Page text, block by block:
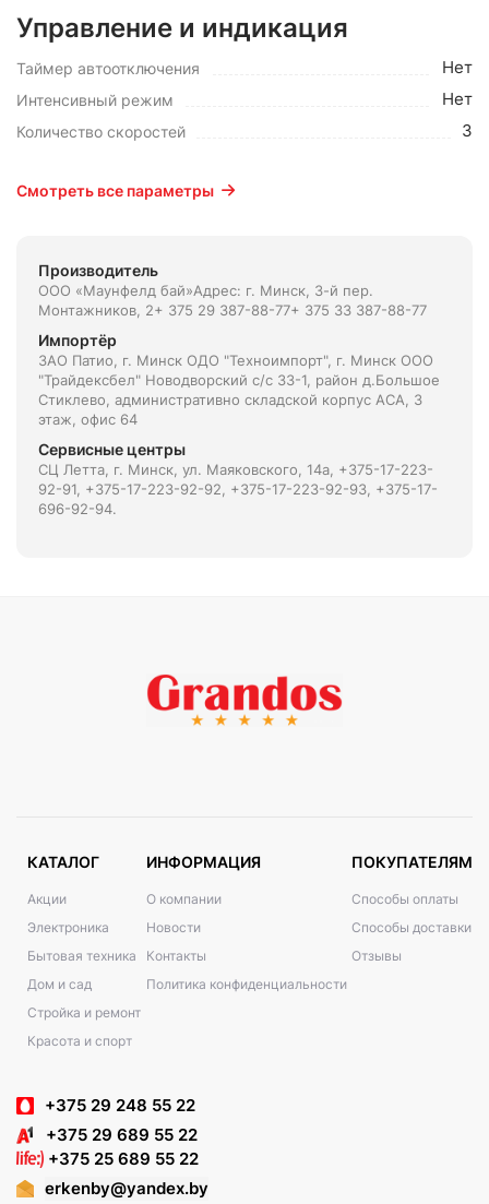
Управление и индикация
Таймер автоотключения Нет
Интенсивный режим Нет
Количество скоростей 3
Смотреть все параметры
Производитель
ООО «Маунфелд бай»Адрес: г. Минск, 3-й пер.
Монтажников, 2+ 375 29 387-88-77+ 375 33 387-88-77
Импортёр
ЗАО Патио, г. Минск ОДО "Техноимпорт", г. Минск ООО
"Трайдексбел" Новодворский с/с 33-1, район д.Большое
Стиклево, административно складской корпус АСА, 3
этаж, офис 64
Сервисные центры
СЦ Летта, г. Минск, ул. Маяковского, 14а, +375-17-223-
92-91, +375-17-223-92-92, +375-17-223-92-93, +375-17-
696-92-94.
КАТАЛОГ
Акции
Электроника
Бытовая техника
Дом и сад
Стройка и ремонт
Красота и спорт
ИНФОРМАЦИЯ
О компании
Новости
Контакты
Политика конфиденциальности
ПОКУПАТЕЛЯМ
Способы оплаты
Способы доставки
Отзывы
+375 29 248 55 22
+375 29 689 55 22
+375 25 689 55 22
erkenby@yandex.by